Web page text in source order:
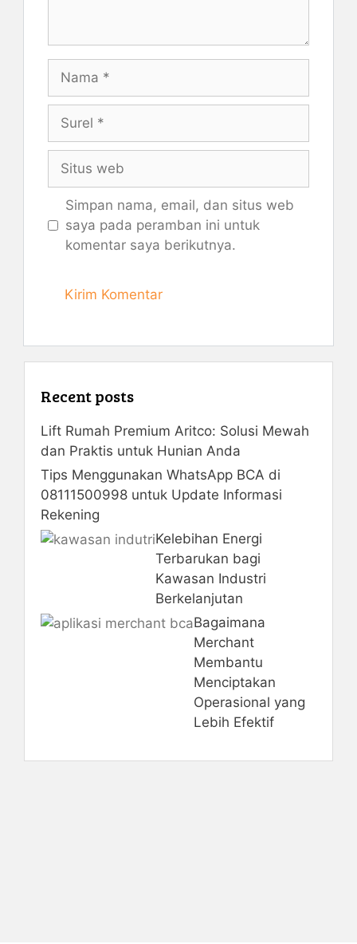
Nama
Surel
Situs
web
Simpan nama, email, dan situs web
saya pada peramban ini untuk
komentar saya berikutnya.
Recent posts
Lift Rumah Premium Aritco: Solusi Mewah
dan Praktis untuk Hunian Anda
Tips Menggunakan WhatsApp BCA di
08111500998 untuk Update Informasi
Rekening
Kelebihan Energi
Terbarukan bagi
Kawasan Industri
Berkelanjutan
Bagaimana
Merchant
Membantu
Menciptakan
Operasional yang
Lebih Efektif